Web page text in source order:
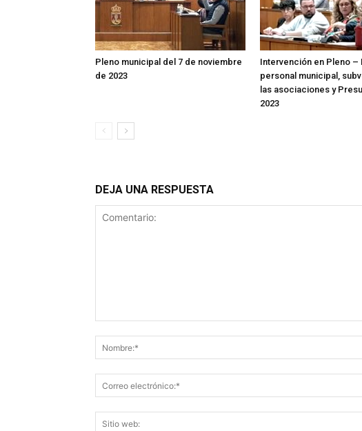
Pleno municipal del 7 de noviembre
de 2023
Intervención en Pleno –
personal municipal,
las asociaciones y
2023
DEJA UNA RESPUESTA